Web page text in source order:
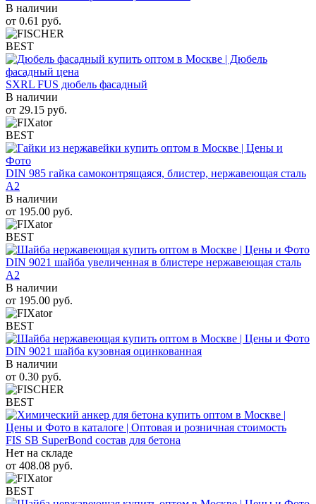
В наличии
от 0.61 руб.
BEST
SXRL FUS дюбель фасадный
В наличии
от 29.15 руб.
BEST
DIN 985 гайка самоконтрящаяся, блистер, нержавеющая сталь
A2
В наличии
от 195.00 руб.
BEST
DIN 9021 шайба увеличенная в блистере нержавеющая сталь
A2
В наличии
от 195.00 руб.
BEST
DIN 9021 шайба кузовная оцинкованная
В наличии
от 0.30 руб.
BEST
FIS SB SuperBond состав для бетона
Нет на складе
от 408.08 руб.
BEST